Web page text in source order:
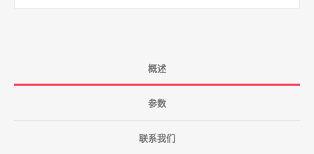
概述
参数
联系我们